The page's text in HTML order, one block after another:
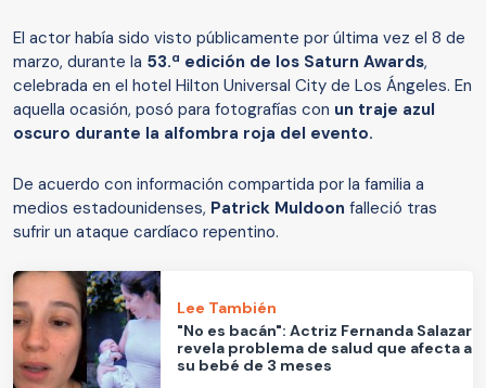
El actor había sido visto públicamente por última vez el 8 de
marzo, durante la 53.ª edición de los Saturn Awards,
celebrada en el hotel Hilton Universal City de Los Ángeles. En
aquella ocasión, posó para fotografías con un traje azul
oscuro durante la alfombra roja del evento.
De acuerdo con información compartida por la familia a
medios estadounidenses, Patrick Muldoon falleció tras
sufrir un ataque cardíaco repentino.
Lee También
"No es bacán": Actriz Fernanda Salazar
revela problema de salud que afecta a
su bebé de 3 meses